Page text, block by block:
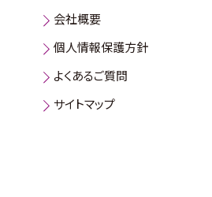
会社概要
個人情報保護方針
よくあるご質問
サイトマップ